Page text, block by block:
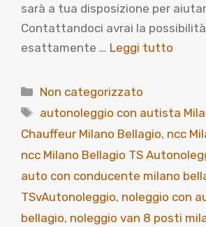
sarà a tua disposizione per
Contattandoci avrai la
esattamente … Leggi tutto
Categorie
Non categorizzato
Tag
autonoleggio con autista
Chauffeur Milano Bellagio, ncc
ncc Milano Bellagio TS
auto con conducente milano
TSvAutonoleggio, noleggio con
bellagio, noleggio van 8 posti